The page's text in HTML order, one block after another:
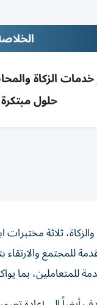
لتطوير خدمات
حلول
ثلاثة
بما